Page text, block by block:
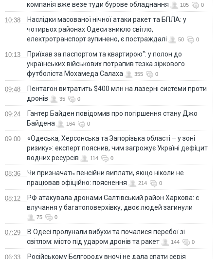
компанія вже везе туди бурове обладнання
105 0
10:38
Наслідки масованої нічної атаки ракет та БПЛА: у
чотирьох районах Одеси зникло світло,
електротранспорт зупинено, є постраждалі
50 0
10:13
Приїхав за паспортом та квартирою": у полон до
українських військових потрапив тезка зіркового
футболіста Мохамеда Салаха
355 0
09:48
Пентагон витратить $400 млн на лазерні системи проти
дронів
35 0
09:24
Гантер Байден повідомив про погіршення стану Джо
Байдена
164 0
09:00
«Одеська, Херсонська та Запорізька області – у зоні
ризику»: експерт пояснив, чим загрожує Україні дефіцит
водних ресурсів
114 0
08:36
Чи призначать пенсійни виплати, якщо ніколи не
працював офіційно: пояснення
214 0
08:12
РФ атакувала дронами Салтівський район Харкова: є
влучання у багатоповерхівку, двоє людей загинули
75 0
07:29
В Одесі пролунали вибухи та почалися перебої зі
світлом: місто під ударом дронів та ракет
144 0
06:33 Російському Бєлгороду вночі не дала спати серія